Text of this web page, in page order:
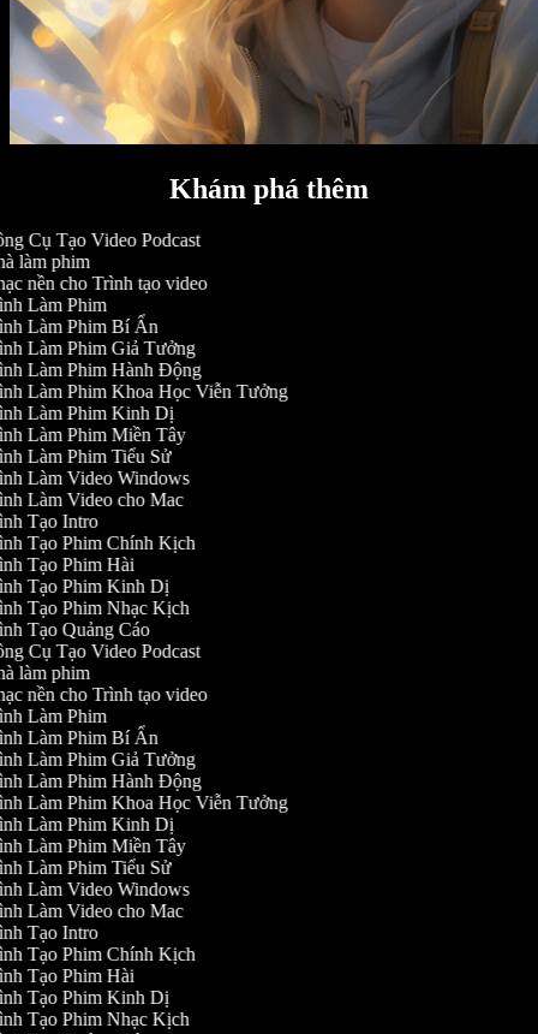
Khám phá thêm
Cụ Tạo Video Podcast
làm phim
nền cho Trình tạo video
Làm Phim
Làm Phim Bí Ẩn
Làm Phim Giả Tưởng
Làm Phim Hành Động
Làm Phim Khoa Học Viễn Tưởng
Làm Phim Kinh Dị
Làm Phim Miền Tây
Làm Phim Tiểu Sử
Làm Video Windows
Làm Video cho Mac
Tạo Intro
Tạo Phim Chính Kịch
Tạo Phim Hài
Tạo Phim Kinh Dị
Tạo Phim Nhạc Kịch
Tạo Quảng Cáo
Cụ Tạo Video Podcast
làm phim
nền cho Trình tạo video
Làm Phim
Làm Phim Bí Ẩn
Làm Phim Giả Tưởng
Làm Phim Hành Động
Làm Phim Khoa Học Viễn Tưởng
Làm Phim Kinh Dị
Làm Phim Miền Tây
Làm Phim Tiểu Sử
Làm Video Windows
Làm Video cho Mac
Tạo Intro
Tạo Phim Chính Kịch
Tạo Phim Hài
Tạo Phim Kinh Dị
Tạo Phim Nhạc Kịch